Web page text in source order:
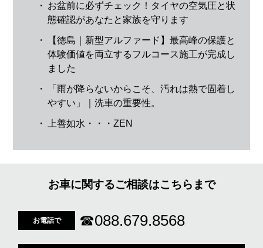
・ お盆前に必ずチェック！タイヤの空気圧と状
態確認があなたと家族を守ります
・
【徳島｜新型アルファード】最高峰の保護と
体験価値を両立するフルコース施工が完成し
ました
・
「雨が降らないからこそ、汚れは熱で固着し
やすい」｜洗車の重要性。
・ 上善如水・・・ZEN
お車に関するご相談はこちらまで
お電話で ☎088.679.8568